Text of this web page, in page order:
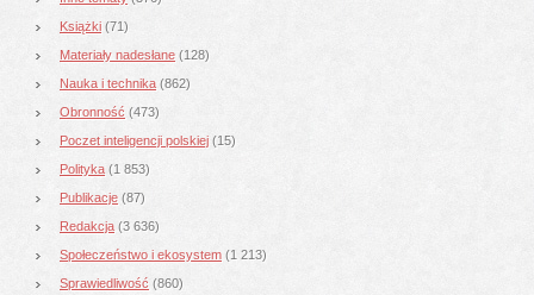
Książki (71)
Materiały nadesłane (128)
Nauka i technika (862)
Obronność (473)
Poczet inteligencji polskiej (15)
Polityka (1 853)
Publikacje (87)
Redakcja (3 636)
Społeczeństwo i ekosystem (1 213)
Sprawiedliwość (860)